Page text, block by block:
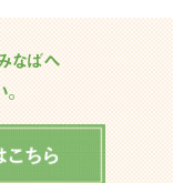
なばへ